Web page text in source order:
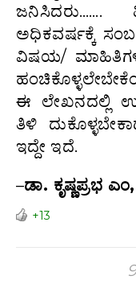
ಅಧಿಕವರ್ಷಕ್ಕೆ
ವಿಷಯ/
ಈ ಲೇಖನದಲ್ಲಿ
ತಿಳಿ
ಇದ್ದೇ ಇದೆ.
–ಡಾ. ಕೃಷ್ಣಪ್ರಭ
+13